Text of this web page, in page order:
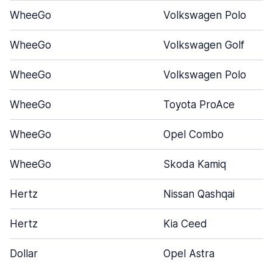
WheeGo Volkswagen Polo
WheeGo Volkswagen Golf
WheeGo Volkswagen Polo
WheeGo Toyota ProAce
WheeGo Opel Combo
WheeGo Skoda Kamiq
Hertz Nissan Qashqai
Hertz Kia Ceed
Dollar Opel Astra